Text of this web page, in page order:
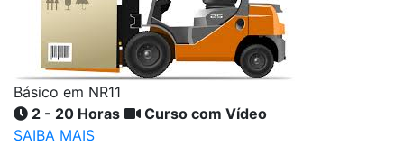
Básico em NR11
2 - 20 Horas
Curso com Vídeo
SAIBA MAIS